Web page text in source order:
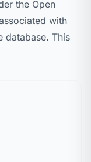
the Open
with
database. This